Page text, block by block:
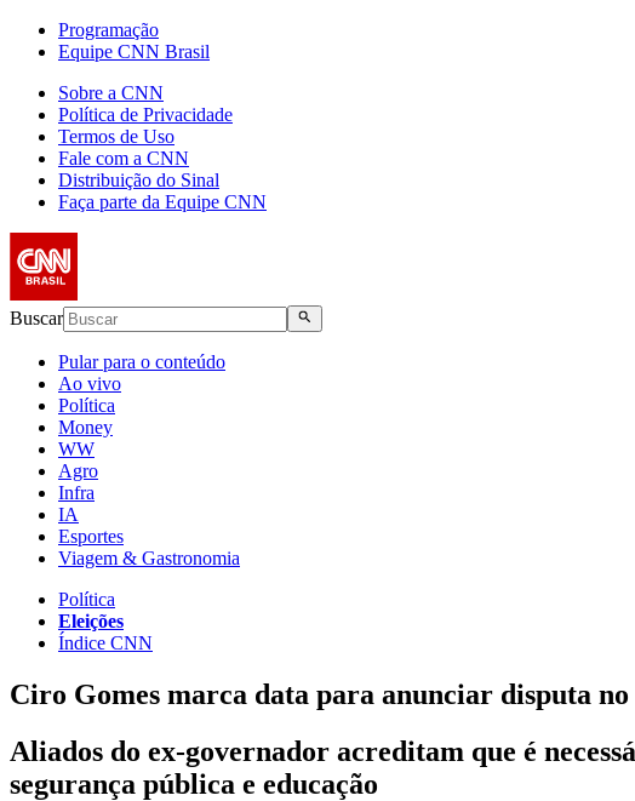
Programação
Equipe CNN Brasil
Sobre a CNN
Política de Privacidade
Termos de Uso
Fale com a CNN
Distribuição do Sinal
Faça parte da Equipe CNN
Buscar
Pular para o conteúdo
Ao vivo
Política
Money
WW
Agro
Infra
IA
Esportes
Viagem & Gastronomia
Política
Eleições
Índice CNN
Ciro Gomes marca data para anunciar disputa
Aliados do ex-governador acreditam que é
segurança pública e educação